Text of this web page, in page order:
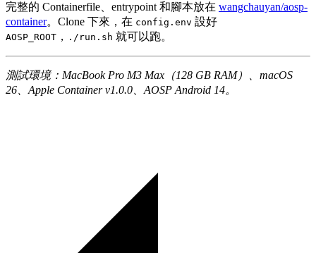
完整的 Containerfile、entrypoint 和腳本放在 wangchauyan/aosp-
container。Clone 下來，在 config.env 設好
AOSP_ROOT ， ./run.sh 就可以跑。
測試環境：MacBook Pro M3 Max（128 GB RAM）、macOS
26、Apple Container v1.0.0、AOSP Android 14。